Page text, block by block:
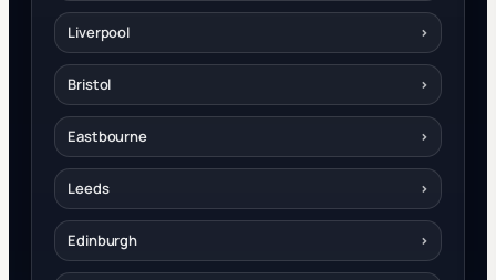
Liverpool ›
Bristol ›
Eastbourne ›
Leeds ›
Edinburgh ›